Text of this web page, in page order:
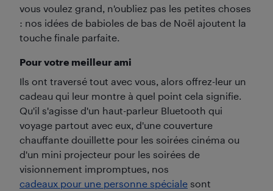
vous voulez grand, n'oubliez pas les petites choses
: nos idées de babioles de bas de Noël ajoutent la
touche finale parfaite.
Pour votre meilleur ami
Ils ont traversé tout avec vous, alors offrez-leur un
cadeau qui leur montre à quel point cela signifie.
Qu'il s'agisse d'un haut-parleur Bluetooth qui
voyage partout avec eux, d'une couverture
chauffante douillette pour les soirées cinéma ou
d'un mini projecteur pour les soirées de
visionnement impromptues, nos
cadeaux pour une personne spéciale sont